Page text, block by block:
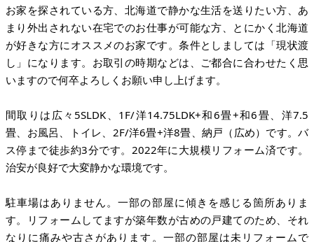
お家を探されている方、北海道で静かな生活を送りたい方、あ
まり外出されない在宅でのお仕事が可能な方、とにかく北海道
が好きな方にオススメのお家です。条件としましては「現状渡
し」になります。お取引の時期などは、ご都合に合わせたく思
いますので何卒よろしくお願い申し上げます。
間取りは広々5SLDK、1F/洋14.75LDK+和6畳+和6畳、洋7.5
畳、お風呂、トイレ、2F/洋6畳+洋8畳、納戸（広め）です。バ
ス停まで徒歩約3分です。2022年に大規模リフォーム済です。
治安が良好で大変静かな環境です。
駐車場はありません。一部の部屋に傾きを感じる箇所ありま
す。リフォームしてますが築年数が古めの戸建てのため、それ
なりに痛みや古さがあります。一部の部屋は未リフォームで